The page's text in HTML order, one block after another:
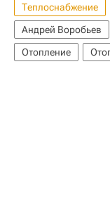
Теплоснабжение
Андрей Воробьев
Отопление